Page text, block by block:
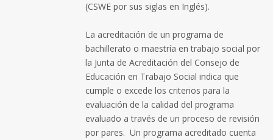
(CSWE por sus siglas en Inglés).
La acreditación de un programa de
bachillerato o maestría en trabajo social por
la Junta de Acreditación del Consejo de
Educación en Trabajo Social indica que
cumple o excede los criterios para la
evaluación de la calidad del programa
evaluado a través de un proceso de revisión
por pares. Un programa acreditado cuenta